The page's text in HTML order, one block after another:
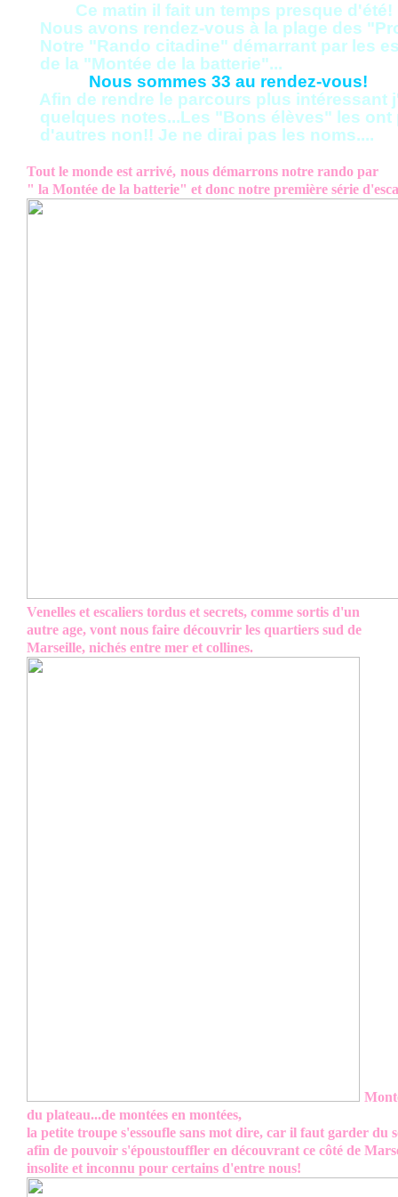
Ce matin il fait un temps presque d'été!
Nous avons rendez-vous à la plage des
Notre "Rando citadine" démarrant par les
de la "Montée de la batterie"...
Nous sommes 33 au rendez-vous!
Afin de rendre le parcours plus intéressant
quelques notes...Les "Bons élèves" les ont
d'autres non!! Je ne dirai pas les noms....
Tout le monde est arrivé, nous démarrons notre rando par
" la Montée de la batterie" et donc notre première série
Venelles et escaliers tordus et secrets, comme sortis d'un
autre age, vont nous faire découvrir les quartiers sud de
Marseille, nichés entre mer et collines.
du plateau...de montées en montées,
la petite troupe s'essoufle sans mot dire, car il faut garder du
afin de pouvoir s'époustouffler en découvrant ce côté de
insolite et inconnu pour certains d'entre nous!